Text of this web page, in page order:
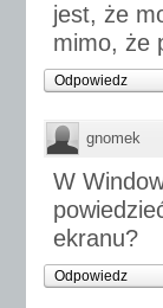
jest, że
mimo, że
Odpowiedz
gnomek
W
ekranu?
Odpowiedz